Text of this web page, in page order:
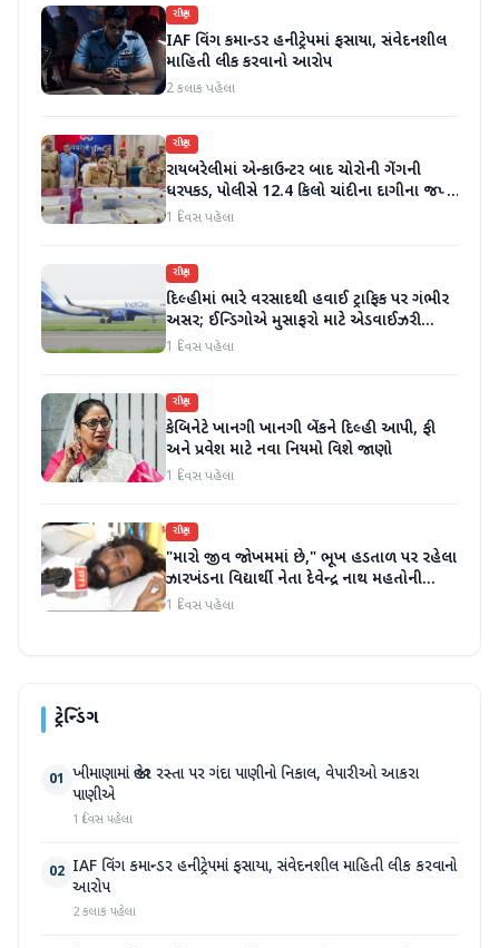
રાષ્ટ્રીય
IAF વિંગ કમાન્ડર હનીટ્રેપમાં ફસાયા, સંવેદનશીલ
માહિતી લીક કરવાનો આરોપ
2 કલાક પહેલા
રાષ્ટ્રીય
રાયબરેલીમાં એન્કાઉન્ટર બાદ ચોરોની ગેંગની
ધરપકડ, પોલીસે 12.4 કિલો ચાંદીના દાગીના જપ્ત
કર્યા
1 દિવસ પહેલા
રાષ્ટ્રીય
દિલ્હીમાં ભારે વરસાદથી હવાઈ ટ્રાફિક પર ગંભીર
અસર; ઈન્ડિગોએ મુસાફરો માટે એડવાઈઝરી
જાહેર કરી
1 દિવસ પહેલા
રાષ્ટ્રીય
કેબિનેટે ખાનગી ખાનગી બેંકને દિલ્હી આપી, ફી
અને પ્રવેશ માટે નવા નિયમો વિશે જાણો
1 દિવસ પહેલા
રાષ્ટ્રીય
"મારો જીવ જોખમમાં છે," ભૂખ હડતાળ પર રહેલા
ઝારખંડના વિદ્યાર્થી નેતા દેવેન્દ્ર નાથ મહતોની
તબિયત ખરાબ
1 દિવસ પહેલા
ટ્રેન્ડિંગ
01 ખીમાણામાં જાહેર રસ્તા પર ગંદા પાણીનો નિકાલ, વેપારીઓ આકરા
પાણીએ
1 દિવસ પહેલા
02 IAF વિંગ કમાન્ડર હનીટ્રેપમાં ફસાયા, સંવેદનશીલ માહિતી લીક કરવાનો
આરોપ
2 કલાક પહેલા